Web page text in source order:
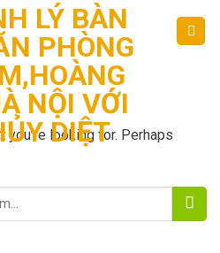
you’re looking for. Perhaps